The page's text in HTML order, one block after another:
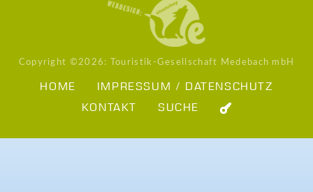
Copyright ©2026: Touristik-Gesellschaft Medebach mbH
HOME
IMPRESSUM / DATENSCHUTZ
KONTAKT
SUCHE